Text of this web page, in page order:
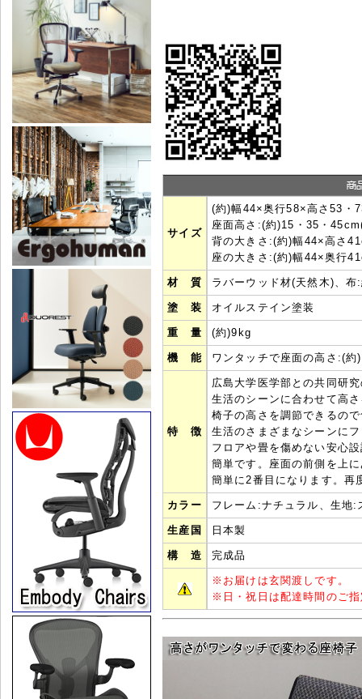
サイズ
(約)幅44×奥行58×高さ53・
座面高さ:(約)15・35・
背の大きさ:(約)幅44×高さ
座の大きさ:(約)幅44×奥行
材 質 ラバーウッド材(天然木)、布
塗 装 オイルステイン塗装
重 量 (約)9kg
機 能 ワンタッチで座面の高さ:(
特 徴
広島大学医学部との共同研
生活のシーンに合わせて高
椅子の高さを調節できるの
生活のさまざまなシーンに
フロアや畳を傷めない安心
簡単です。座面の前側を上
簡単に2番目になります。再
カラー フレーム:ナチュラル、生地:
生産国 日本製
構 造 完成品
※ お届けは玄関渡しです。
※ 日・祝日は配達時間のご